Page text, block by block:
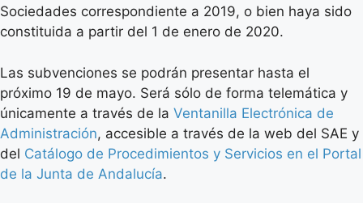
Sociedades correspondiente a 2019, o bien haya sido
constituida a partir del 1 de enero de 2020.
Las subvenciones se podrán presentar hasta el
próximo 19 de mayo. Será sólo de forma telemática y
únicamente a través de la Ventanilla Electrónica de
Administración, accesible a través de la web del SAE y
del Catálogo de Procedimientos y Servicios en el Portal
de la Junta de Andalucía.